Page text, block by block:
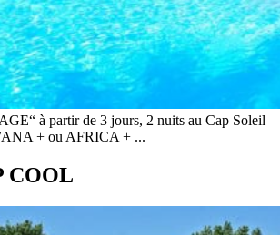
à partir de 3 jours, 2 nuits au Cap Soleil
+ ou AFRICA + ...
COOL